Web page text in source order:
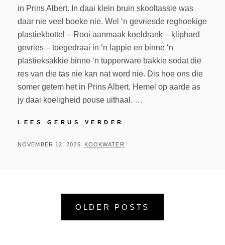
in Prins Albert. In daai klein bruin skooltassie was
daar nie veel boeke nie. Wel ‘n gevriesde reghoekige
plastiekbottel – Rooi aanmaak koeldrank – kliphard
gevries – toegedraai in ‘n lappie en binne ‘n
plastieksakkie binne ‘n tupperware bakkie sodat die
res van die tas nie kan nat word nie. Dis hoe ons die
somer getem het in Prins Albert. Hemel op aarde as
jy daai koeligheid pouse uithaal. …
LEES GERUS VERDER
NOVEMBER 12, 2025 KOOKWATER
OLDER POSTS